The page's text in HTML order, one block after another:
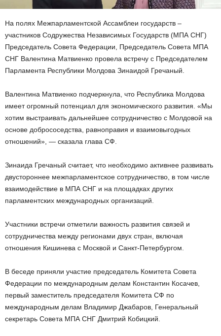
На полях Межпарламентской Ассамблеи государств –
участников Содружества Независимых Государств (МПА СНГ)
Председатель Совета Федерации, Председатель Совета МПА
СНГ Валентина Матвиенко провела встречу с Председателем
Парламента Республики Молдова Зинаидой Гречаный.
Валентина Матвиенко подчеркнула, что Республика Молдова
имеет огромный потенциал для экономического развития. «Мы
хотим выстраивать дальнейшее сотрудничество с Молдовой на
основе добрососедства, равноправия и взаимовыгодных
отношений», — сказала глава СФ.
Зинаида Гречаный считает, что необходимо активнее развивать
двустороннее межпарламентское сотрудничество, в том числе
взаимодействие в МПА СНГ и на площадках других
парламентских международных организаций.
Участники встречи отметили важность развития связей и
сотрудничества между регионами двух стран, включая
отношения Кишинева с Москвой и Санкт-Петербургом.
В беседе приняли участие председатель Комитета Совета
Федерации по международным делам Константин Косачев,
первый заместитель председателя Комитета СФ по
международным делам Владимир Джабаров, Генеральный
секретарь Совета МПА СНГ Дмитрий Кобицкий.